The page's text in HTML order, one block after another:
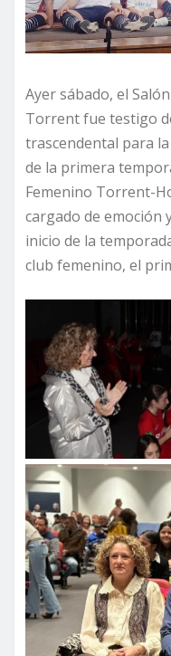
Ayer sábado, el
Torrent fue testigo
trascendental para
de la primera
Femenino Torrent-
cargado de emoción
inicio de la
club femenino, el